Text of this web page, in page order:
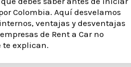
Colombia. Aquí desvelamos
ventajas y desventajas
de Rent a Car no
te explican.